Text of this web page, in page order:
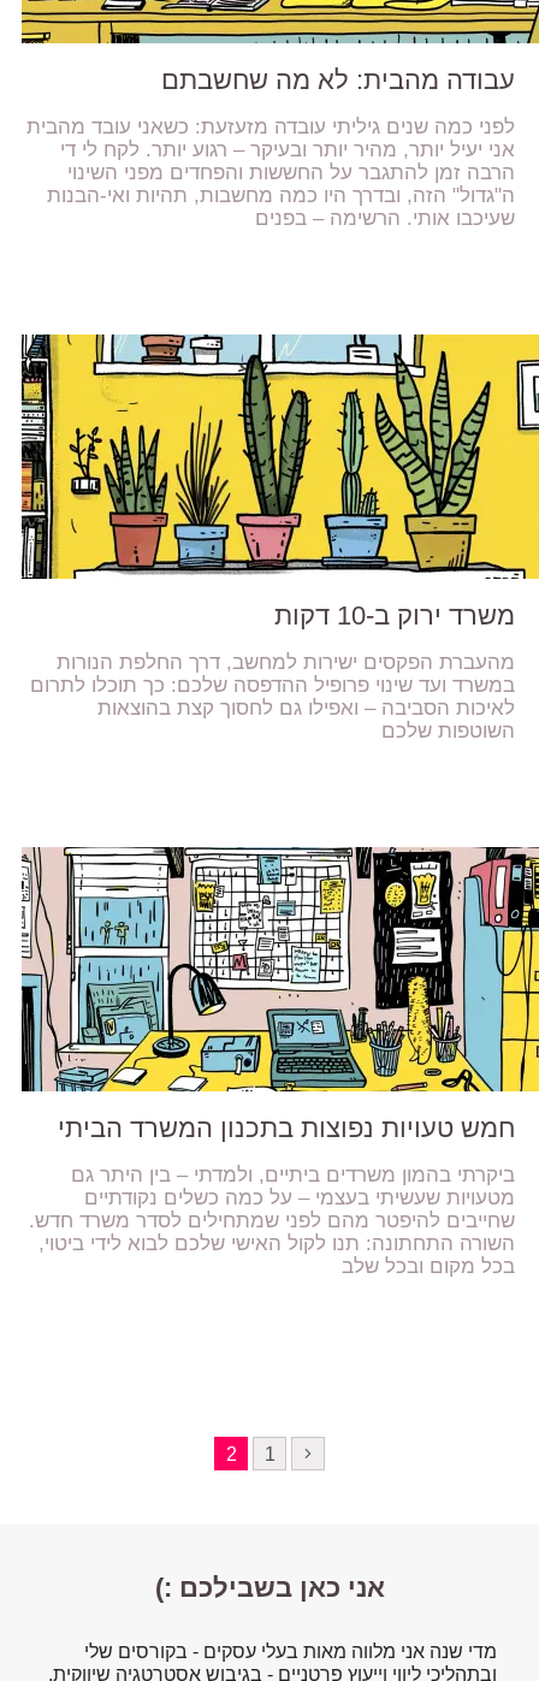
עבודה מהבית: לא מה שחשבתם
לפני כמה שנים גיליתי עובדה מזעזעת: כשאני עובד מהבית
אני יעיל יותר, מהיר יותר ובעיקר – רגוע יותר. לקח לי די
הרבה זמן להתגבר על החששות והפחדים מפני השינוי
ה"גדול" הזה, ובדרך היו כמה מחשבות, תהיות ואי-הבנות
שעיכבו אותי. הרשימה – בפנים
משרד ירוק ב-10 דקות
מהעברת הפקסים ישירות למחשב, דרך החלפת הנורות
במשרד ועד שינוי פרופיל ההדפסה שלכם: כך תוכלו לתרום
לאיכות הסביבה – ואפילו גם לחסוך קצת בהוצאות
השוטפות שלכם
חמש טעויות נפוצות בתכנון המשרד הביתי
ביקרתי בהמון משרדים ביתיים, ולמדתי – בין היתר גם
מטעויות שעשיתי בעצמי – על כמה כשלים נקודתיים
שחייבים להיפטר מהם לפני שמתחילים לסדר משרד חדש.
השורה התחתונה: תנו לקול האישי שלכם לבוא לידי ביטוי,
בכל מקום ובכל שלב
1
2
אני כאן בשבילכם :)
מדי שנה אני מלווה מאות בעלי עסקים - בקורסים שלי
ובתהליכי ליווי וייעוץ פרטניים - בגיבוש אסטרטגיה שיווקית,